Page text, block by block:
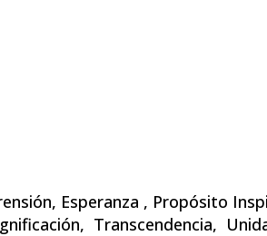
Esperanza , Propósito
Transcendencia,